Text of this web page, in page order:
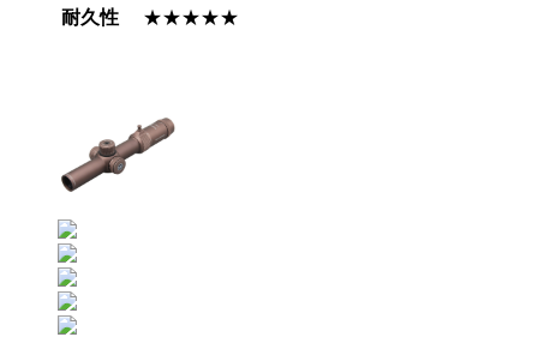
耐久性
★★★★★